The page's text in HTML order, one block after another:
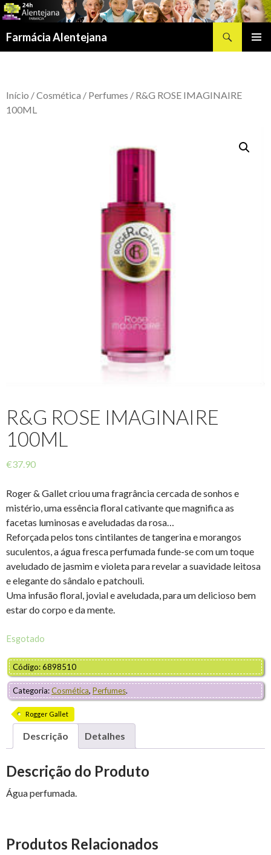
Farmácia Alentejana
Início /Cosmética / Perfumes / R&G ROSE IMAGINAIRE
100ML
R&G ROSE IMAGINAIRE
100ML
€37.90
Roger & Gallet criou uma fragrância cercada de sonhos e
mistério, uma essência floral cativante que magnifica as
facetas luminosas e aveludadas da rosa…
Reforçada pelos tons cintilantes de tangerina e morangos
suculentos, a água fresca perfumada funde-se com um toque
aveludado de jasmim e violeta para revelar a suavidade leitosa
e elegante do sândalo e patchouli.
Uma infusão floral, jovial e aveludada, para um delicioso bem
estar do corpo e da mente.
Esgotado
Código: 6898510
Categoria:Cosmética, Perfumes.
Rogger Gallet
Descrição Detalhes
Descrição do Produto
Água perfumada.
Produtos Relacionados